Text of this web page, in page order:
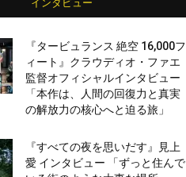
インタビュー
『タービュランス 絶空 16,000フ
ィート』クラウディオ・ファエ
監督オフィシャルインタビュー
「本作は、人間の回復力と真実
の解放力の核心へと迫る旅」
『すべての夜を思いだす』見上
愛 インタビュー 「ずっと住んで